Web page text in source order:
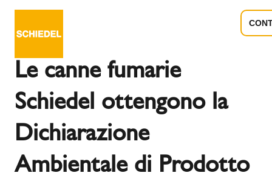
Le canne fumarie
Schiedel ottengono la
Dichiarazione
Ambientale di Prodotto